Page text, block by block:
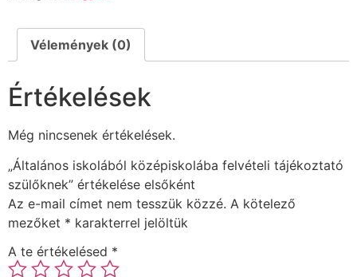
Vélemények (0)
Értékelések
Még nincsenek értékelések.
„Általános iskolából középiskolába felvételi tájékoztató
szülőknek” értékelése elsőként
Az e-mail címet nem tesszük közzé. A kötelező
mezőket * karakterrel jelöltük
A te értékelésed *